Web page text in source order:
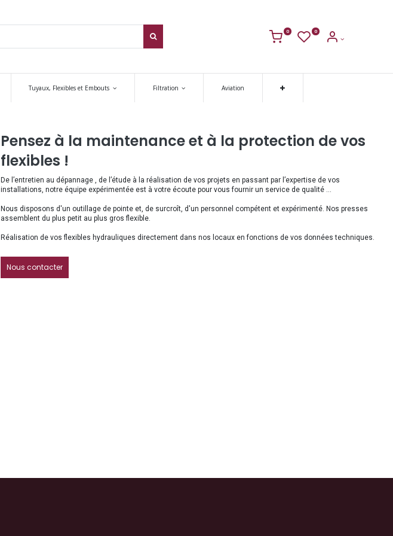
0 0
Tuyaux, Flexibles et Embouts Filtration Aviation
Pensez à la maintenance et à la protection de vos
flexibles !
De l’entretien au dépannage , de l’étude à la réalisation de vos projets en passant par l’expertise de vos
installations, notre équipe expérimentée est à votre écoute pour vous fournir un service de qualité …
Nous disposons d'un outillage de pointe et, de surcroît, d'un personnel compétent et expérimenté. Nos presses
assemblent du plus petit au plus gros flexible.
Réalisation de vos flexibles hydrauliques directement dans nos locaux en fonctions de vos données techniques.
Nous contacter